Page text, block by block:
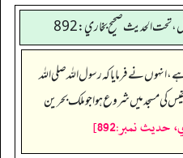
تحت الحديث صحيح بخاري:892
نے فرمایا کہ رسول اللہ صلی اللہ
کی مسجد میں شروع ہوا جو ملک بحرین
نمبر:892]